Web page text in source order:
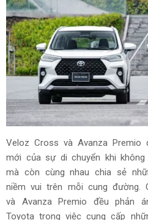
Veloz Cross và Avanza Premio
mới của sự di chuyển khi
mà còn cùng nhau chia sẻ
niềm vui trên mỗi cung đường.
và Avanza Premio đều phản
Toyota trong việc cung cấp